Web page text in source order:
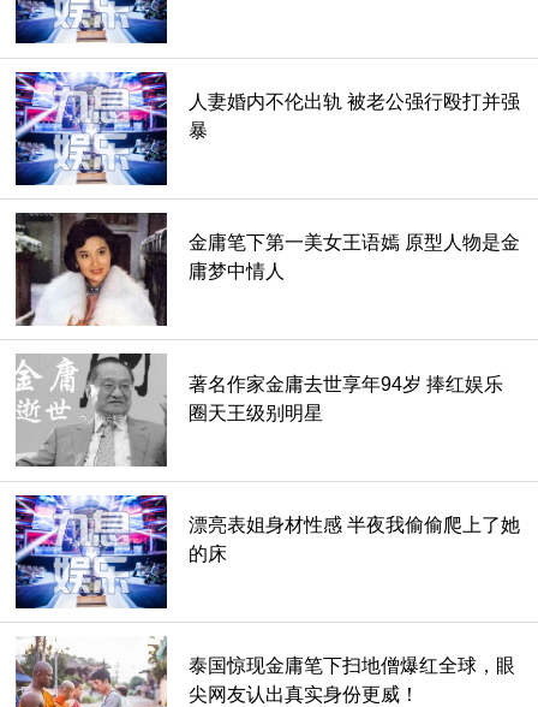
徐志摩叫金庸的妈妈堂姑妈，所以金庸是志摩表弟；蒋百里是
金庸的姑父，将女儿将英嫁给钱学森，所以，金庸叫钱学森表
姐夫。
据悉，穆旦、琼瑶与金庸也是有亲戚关系。大家仔细看下金庸
的族谱，你会发现他家族亲戚基本上都历史名人，令人佩服，
金庸能写出经典的武侠小说并非偶然，而是家学渊源使然。
人妻婚内不伦出轨 被老公强行殴打并强
暴
金庸笔下第一美女王语嫣 原型人物是金
庸梦中情人
著名作家金庸去世享年94岁 捧红娱乐
圈天王级别明星
漂亮表姐身材性感 半夜我偷偷爬上了她
的床
泰国惊现金庸笔下扫地僧爆红全球，眼
尖网友认出真实身份更威！